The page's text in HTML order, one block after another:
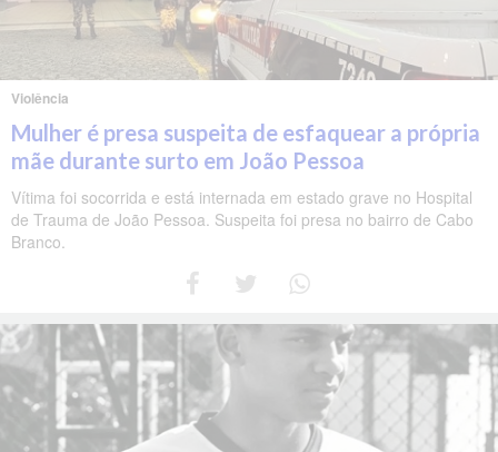
Violência
Mulher é presa suspeita de esfaquear a própria
mãe durante surto em João Pessoa
Vítima foi socorrida e está internada em estado grave no Hospital
de Trauma de João Pessoa. Suspeita foi presa no bairro de Cabo
Branco.